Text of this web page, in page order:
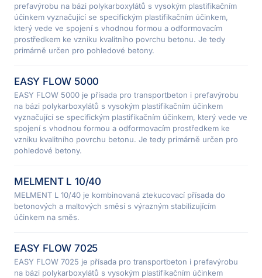
prefavýrobu na bázi polykarboxylátů s vysokým plastifikačním
účinkem vyznačující se specifickým plastifikačním účinkem,
který vede ve spojení s vhodnou formou a odformovacím
prostředkem ke vzniku kvalitního povrchu betonu. Je tedy
primárně určen pro pohledové betony.
EASY FLOW 5000
EASY FLOW 5000 je přísada pro transportbeton i prefavýrobu
na bázi polykarboxylátů s vysokým plastifikačním účinkem
vyznačující se specifickým plastifikačním účinkem, který vede ve
spojení s vhodnou formou a odformovacím prostředkem ke
vzniku kvalitního povrchu betonu. Je tedy primárně určen pro
pohledové betony.
MELMENT L 10/40
MELMENT L 10/40 je kombinovaná ztekucovací přísada do
betonových a maltových směsí s výrazným stabilizujícím
účinkem na směs.
EASY FLOW 7025
EASY FLOW 7025 je přísada pro transportbeton i prefavýrobu
na bázi polykarboxylátů s vysokým plastifikačním účinkem